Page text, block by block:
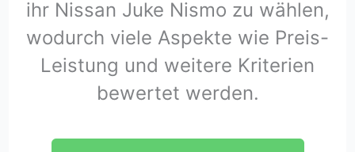
ihr Nissan Juke Nismo zu wählen,
wodurch viele Aspekte wie Preis-
Leistung und weitere Kriterien
bewertet werden.